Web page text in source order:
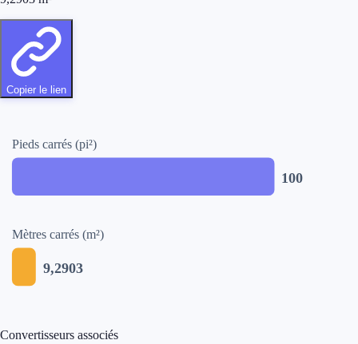
Copier le lien
Pieds carrés (pi²)
100
Mètres carrés (m²)
9,2903
Convertisseurs associés